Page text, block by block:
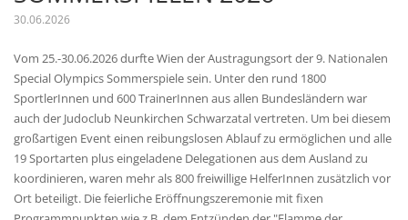
30.06.2026
Vom 25.-30.06.2026 durfte Wien der Austragungsort der 9. Nationalen
Special Olympics Sommerspiele sein. Unter den rund 1800
SportlerInnen und 600 TrainerInnen aus allen Bundesländern war
auch der Judoclub Neunkirchen Schwarzatal vertreten. Um bei diesem
großartigen Event einen reibungslosen Ablauf zu ermöglichen und alle
19 Sportarten plus eingeladene Delegationen aus dem Ausland zu
koordinieren, waren mehr als 800 freiwillige HelferInnen zusätzlich vor
Ort beteiligt. Die feierliche Eröffnungszeremonie mit fixen